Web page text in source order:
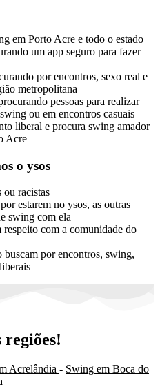
em Porto Acre e todo o estado
um app seguro para fazer
por encontros, sexo real e
metropolitana
pessoas para realizar
ou em encontros casuais
liberal e procura swing amador
Acre
o ysos
ou racistas
estarem no ysos, as outras
swing com ela
respeito com a comunidade do
buscam por encontros, swing,
regiões!
Acrelândia - Swing em Boca do